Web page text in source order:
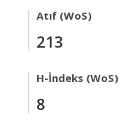
Atıf (WoS)
213
H-İndeks (WoS)
8